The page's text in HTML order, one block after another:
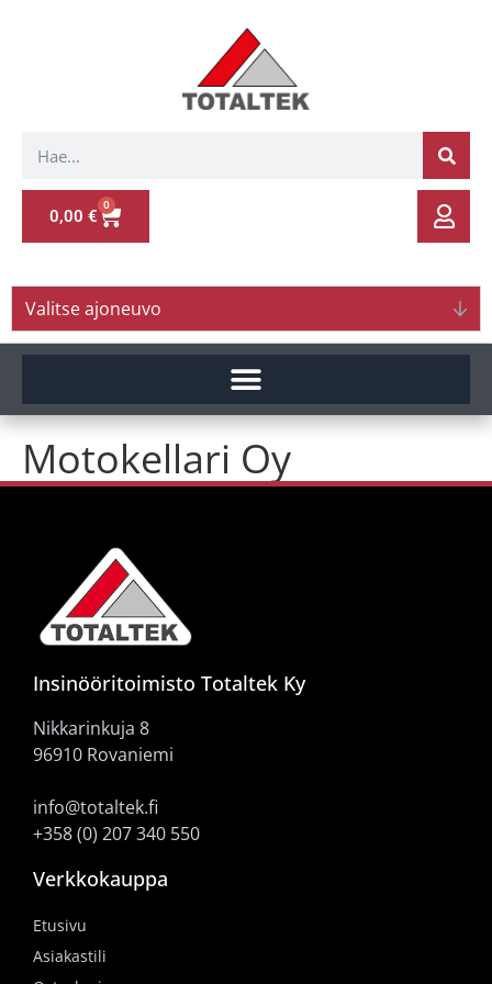
0,00 €
0
Valitse ajoneuvo
Motokellari Oy
Insinööritoimisto Totaltek Ky
Nikkarinkuja 8
96910 Rovaniemi
info@totaltek.fi
+358 (0) 207 340 550
Verkkokauppa
Etusivu
Asiakastili